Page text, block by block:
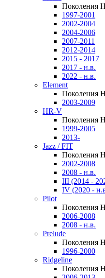
Поколения
1997-2001
2002-2004
2004-2006
2007-2011
2012-2014
2015 - 2017
2017 - н.в.
2022 - н.в.
Element
Поколения
2003-2009
HR-V
Поколения
1999-2005
2013-
Jazz / FIT
Поколения
2002-2008
2008 - н.в.
III (2014 -
IV (2020 -
Pilot
Поколения
2006-2008
2008 - н.в.
Prelude
Поколения
1996-2000
Ridgeline
Поколения